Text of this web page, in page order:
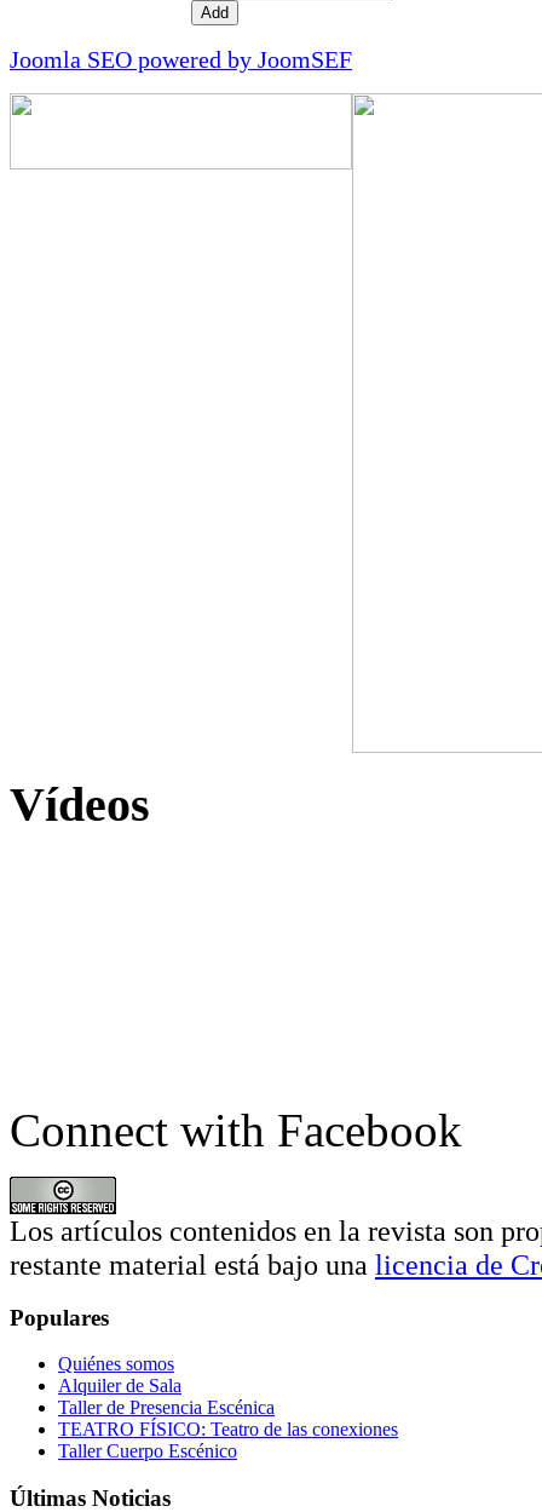
Joomla SEO powered by JoomSEF
Vídeos
Connect with Facebook
Los artículos contenidos en la revista son
restante material está bajo una licencia de
Populares
Quiénes somos
Alquiler de Sala
Taller de Presencia Escénica
TEATRO FÍSICO: Teatro de las conexiones
Taller Cuerpo Escénico
Últimas Noticias